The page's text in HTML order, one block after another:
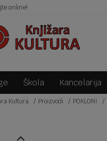
online!
Škola Kancelarija
Kultura Proizvodi POKLONI